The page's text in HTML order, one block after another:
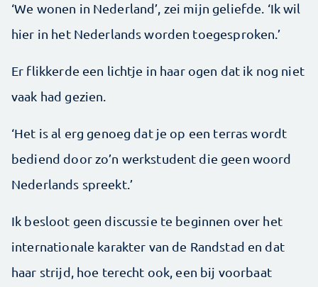
‘We wonen in Nederland’, zei mijn geliefde. ‘Ik wil
hier in het Nederlands worden toegesproken.’
Er flikkerde een lichtje in haar ogen dat ik nog niet
vaak had gezien.
‘Het is al erg genoeg dat je op een terras wordt
bediend door zo’n werkstudent die geen woord
Nederlands spreekt.’
Ik besloot geen discussie te beginnen over het
internationale karakter van de Randstad en dat
haar strijd, hoe terecht ook, een bij voorbaat